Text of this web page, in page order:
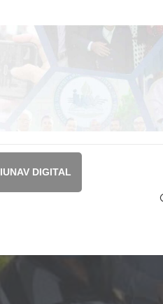
IUNAV DIGITAL